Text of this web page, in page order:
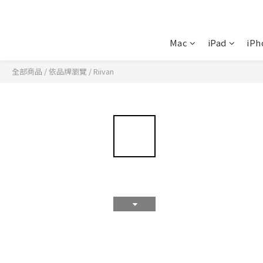
Mac iPad
全部商品 /依品牌瀏覽 / Riivan